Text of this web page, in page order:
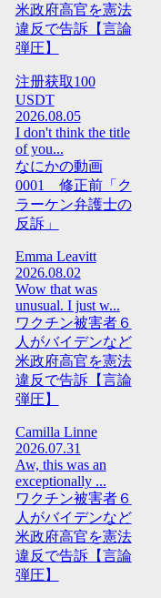
米政府高官を憲法
違反で告訴【言論
弾圧】
注册获取100
USDT
2026.08.05
I don't think the title
of you...
なにかの動画
0001 修正前「ク
ラーケン弁護士の
反訴」
Emma Leavitt
2026.08.02
Wow that was
unusual. I just w...
ワクチン被害者６
人がバイデンなど
米政府高官を憲法
違反で告訴【言論
弾圧】
Camilla Linne
2026.07.31
Aw, this was an
exceptionally ...
ワクチン被害者６
人がバイデンなど
米政府高官を憲法
違反で告訴【言論
弾圧】